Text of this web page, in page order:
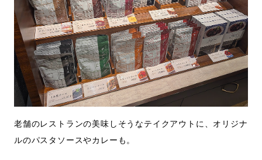
老舗のレストランの美味しそうなテイクアウトに、オリジナ
ルのパスタソースやカレーも。